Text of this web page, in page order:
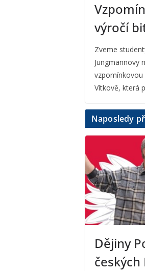
výročí
Zveme
Jungmannovy
vzpomínkovou
Vítkově, která
Naposledy
Dějiny
českých